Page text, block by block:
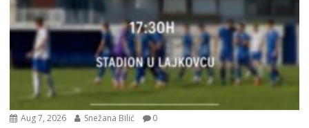
Aug 7, 2026 Snežana Bilić 0